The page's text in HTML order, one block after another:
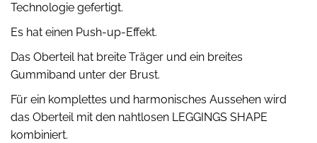
Technologie gefertigt.
Es hat einen Push-up-Effekt.
Das Oberteil hat breite Träger und ein breites
Gummiband unter der Brust.
Für ein komplettes und harmonisches Aussehen wird
das Oberteil mit den nahtlosen LEGGINGS SHAPE
kombiniert.